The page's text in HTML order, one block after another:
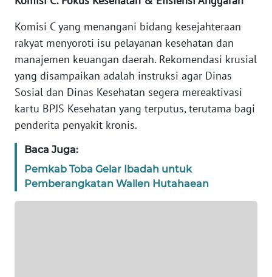
Komisi C yang menangani bidang kesejahteraan
rakyat menyoroti isu pelayanan kesehatan dan
manajemen keuangan daerah. Rekomendasi krusial
yang disampaikan adalah instruksi agar Dinas
Sosial dan Dinas Kesehatan segera mereaktivasi
kartu BPJS Kesehatan yang terputus, terutama bagi
penderita penyakit kronis.
Baca Juga:
Pemkab Toba Gelar Ibadah untuk
Pemberangkatan Wallen Hutahaean
MEDIA
SIBER
REDAKSI
KARIR
Wahana